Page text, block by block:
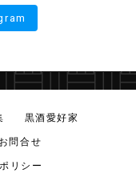
黒酒愛好家
お問合せ
リシー